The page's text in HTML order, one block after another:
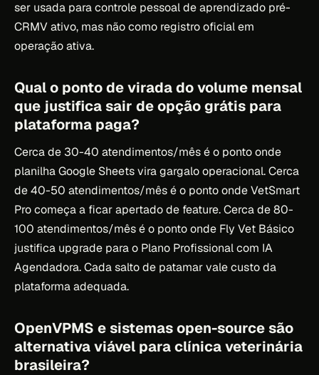
ser usada para controle pessoal de aprendizado pré-
CRMV ativo, mas não como registro oficial em
operação ativa.
Qual o ponto de virada do volume mensal
que justifica sair de opção grátis para
plataforma paga?
Cerca de 30-40 atendimentos/mês é o ponto onde
planilha Google Sheets vira gargalo operacional. Cerca
de 40-50 atendimentos/mês é o ponto onde VetSmart
Pro começa a ficar apertado de feature. Cerca de 80-
100 atendimentos/mês é o ponto onde Fly Vet Básico
justifica upgrade para o Plano Profissional com IA
Agendadora. Cada salto de patamar vale custo da
plataforma adequada.
OpenVPMS e sistemas open-source são
alternativa viável para clínica veterinária
brasileira?